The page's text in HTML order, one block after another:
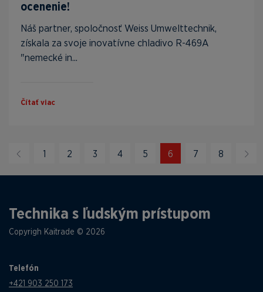
ocenenie!
Náš partner, spoločnosť Weiss Umwelttechnik,
získala za svoje inovatívne chladivo R-469A
"nemecké in...
Čítať viac
1 2 3 4 5 6 7 8
Technika s ľudským prístupom
Copyrigh Kaitrade © 2026
Telefón
+421 903 250 173